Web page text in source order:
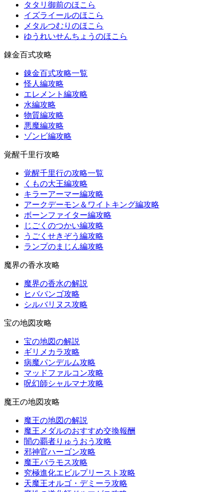
タタリ御前のほこら
イズライールのほこら
メタルつむりのほこら
ゆうれいせんちょうのほこら
錬金百式攻略
錬金百式攻略一覧
怪人編攻略
エレメント編攻略
水編攻略
物質編攻略
悪魔編攻略
ゾンビ編攻略
覚醒千里行攻略
覚醒千里行の攻略一覧
くもの大王編攻略
キラーアーマー編攻略
アークデーモン＆ワイトキング編攻略
ボーンファイター編攻略
じごくのつかい編攻略
うごくせきぞう編攻略
ランプのまじん編攻略
魔界の香水攻略
魔界の香水の解説
ヒババンゴ攻略
シルバリヌス攻略
宝の地図攻略
宝の地図の解説
ギリメカラ攻略
病魔パンデルム攻略
マッドファルコン攻略
呪幻師シャルマナ攻略
魔王の地図攻略
魔王の地図の解説
魔王メダルのおすすめ交換報酬
闇の覇者りゅうおう攻略
邪神官ハーゴン攻略
魔王バラモス攻略
究極進化エビルプリースト攻略
天魔王オルゴ・デミーラ攻略